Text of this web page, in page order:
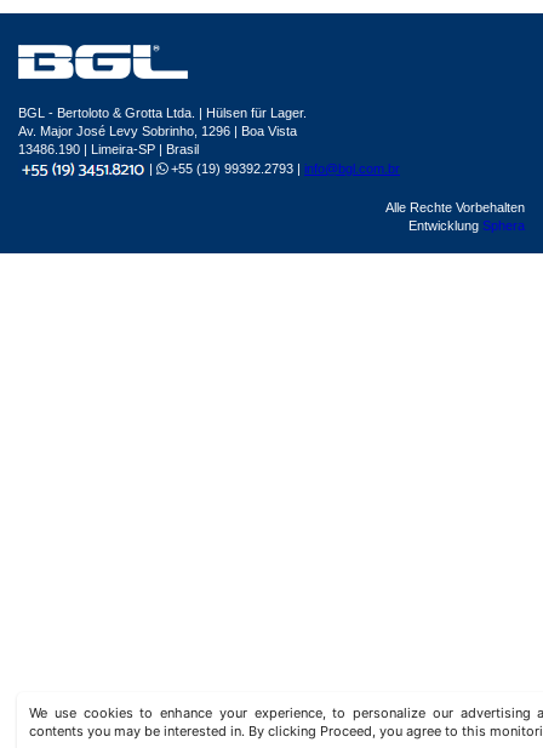
We use cookies to enhance your experience, to personalize our advertising
contents you may be interested in. By clicking Proceed, you agree to this
BGL - Bertoloto & Grotta Ltda. | Hülsen für Lager.
Av. Major José Levy Sobrinho, 1296 | Boa Vista
13486.190 | Limeira-SP | Brasil
|
+55 (19) 99392.2793 | info@bgl.com.br
Alle Rechte Vorbehalten
Entwicklung Sphera